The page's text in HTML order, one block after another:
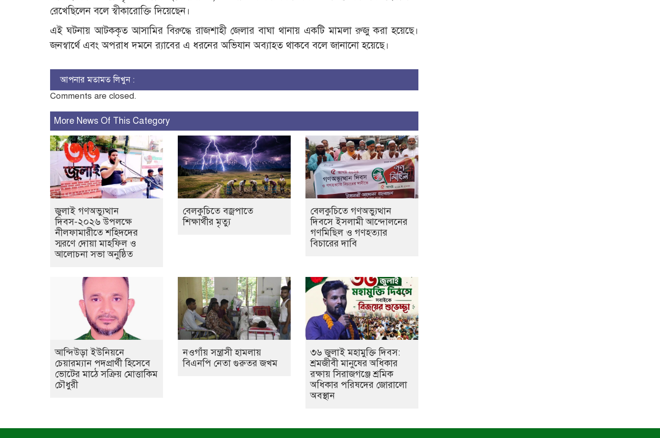
রেখেছিলেন বলে স্বীকারোক্তি দিয়েছেন।
এই ঘটনায় আটককৃত আসামির বিরুদ্ধে রাজশাহী জেলার বাঘা থানায় একটি মামলা রুজু করা হয়েছে।
জনস্বার্থে এবং অপরাধ দমনে র‍্যাবের এ ধরনের অভিযান অব্যাহত থাকবে বলে জানানো হয়েছে।
আপনার মতামত লিখুন :
Comments are closed.
More News Of This Category
জুলাই গণঅভ্যুত্থান
দিবস-২০২৬ উপলক্ষে
নীলফামারীতে শহিদদের
স্মরণে দোয়া মাহফিল ও
আলোচনা সভা অনুষ্ঠিত
বেলকুচিতে বজ্রপাতে
শিক্ষার্থীর মৃত্যু
বেলকুচিতে গণঅভ্যুত্থান
দিবসে ইসলামী আন্দোলনের
গণমিছিল ও গণহত্যার
বিচারের দাবি
আন্দিউড়া ইউনিয়নে
চেয়ারম্যান পদপ্রার্থী হিসেবে
ভোটের মাঠে সক্রিয় মোত্তাকিম
চৌধুরী
নওগাঁয় সন্ত্রাসী হামলায়
বিএনপি নেতা গুরুতর জখম
৩৬ জুলাই মহামুক্তি দিবস:
শ্রমজীবী মানুষের অধিকার
রক্ষায় সিরাজগঞ্জে শ্রমিক
অধিকার পরিষদের জোরালো
অবস্থান